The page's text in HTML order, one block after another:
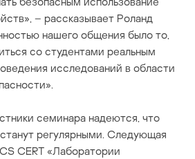
– рассказывает Роланд
нашего общения было то,
со студентами реальным
исследований в области
семинара надеются, что
регулярными. Следующая
CERT «Лаборатории